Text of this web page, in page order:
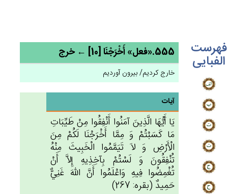
فهرست
الفبایی 555.«فعل» أَخْرَجْنَا [10] ← خرج
خارج کردیم/ بیرون آوردیم
آیات
يَا أَيُّهَا الَّذِين‌َ آمَنُوا أَنْفِقُوا مِنْ‌ طَيِّبَات‌ِ
مَا كَسَبْتُم‌ْ وَ مِمَّا أَخْرَجْنَا لَكُمْ‌ مِن‌َ
الْأَرْض‌ِ وَ لاَ تَيَمَّمُوا الْخَبِيث‌َ مِنْه‌ُ
تُنْفِقُون‌َ وَ لَسْتُمْ‌ بِآخِذِيه‌ِ إِلاَّ أَنْ‌
تُغْمِضُوا فِيه‌ِ وَاعْلَمُوا أَن‌َّ الله‌َ غَنِي‌ٌّ
حَمِيدٌ (بقره: 267)